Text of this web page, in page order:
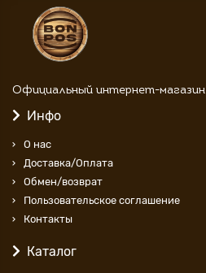
Официальный интернет-
Инфо
О нас
Доставка/Оплата
Обмен/возврат
Пользовательское соглашение
Контакты
Каталог